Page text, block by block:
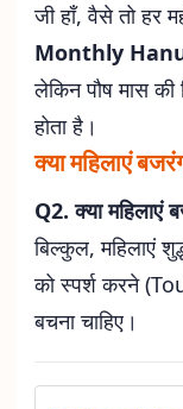
जी हाँ, वैसे तो हर
Monthly
लेकिन पौष मास
होता है।
क्या महिलाएं
Q2. क्या महिलाएं
बिल्कुल, महिलाएं
को स्पर्श करने
बचना चाहिए।